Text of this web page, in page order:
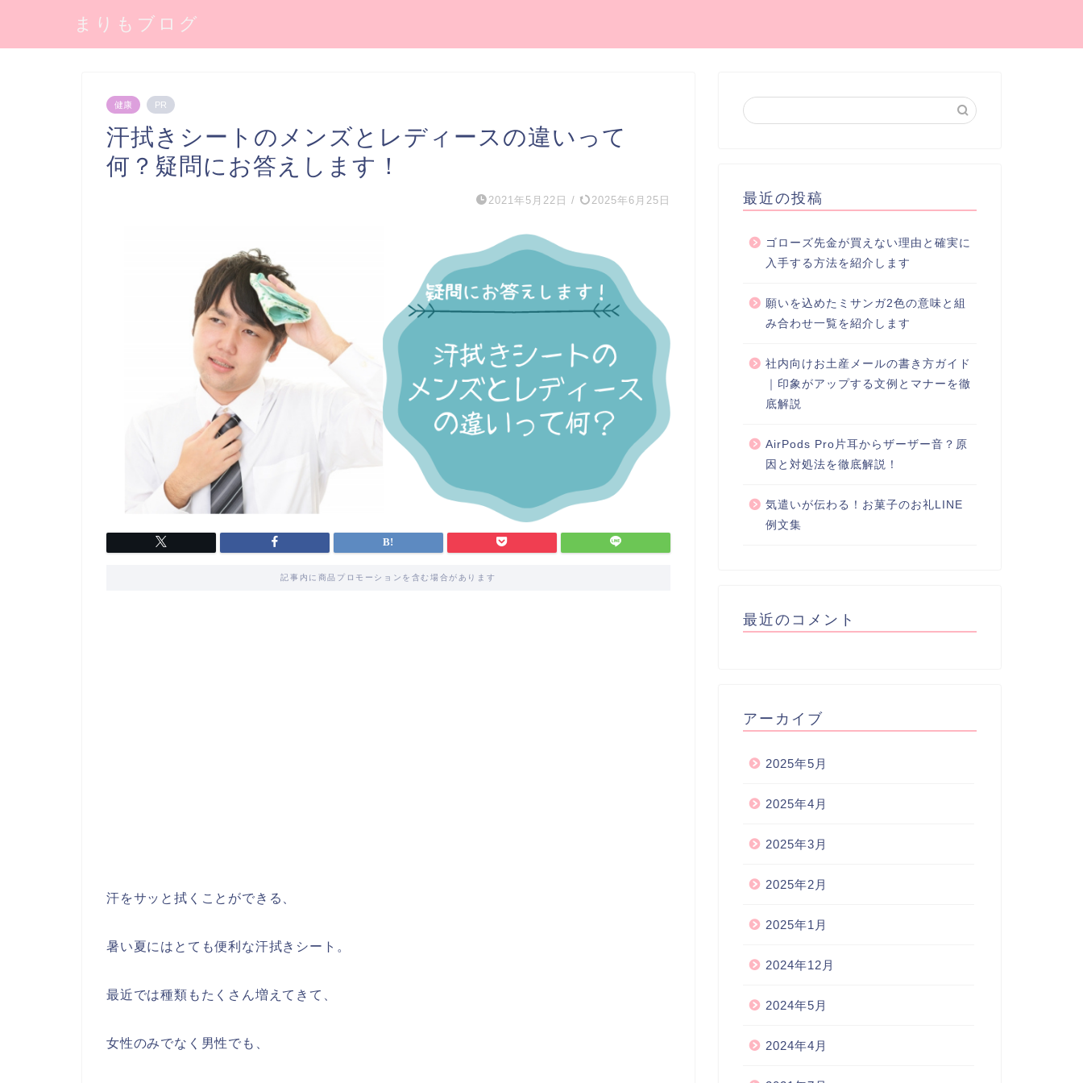
まりもブログ
健康 PR
汗拭きシートのメンズとレディースの違いって
何？疑問にお答えします！
2021年5月22日 / 2025年6月25日
記事内に商品プロモーションを含む場合があります
汗をサッと拭くことができる、
暑い夏にはとても便利な汗拭きシート。
最近では種類もたくさん増えてきて、
女性のみでなく男性でも、
最近の投稿
ゴローズ先金が買えない理由と確実に
入手する方法を紹介します
願いを込めたミサンガ2色の意味と組
み合わせ一覧を紹介します
社内向けお土産メールの書き方ガイド
｜印象がアップする文例とマナーを徹
底解説
AirPods Pro片耳からザーザー音？原
因と対処法を徹底解説！
気遣いが伝わる！お菓子のお礼LINE
例文集
最近のコメント
アーカイブ
2025年5月
2025年4月
2025年3月
2025年2月
2025年1月
2024年12月
2024年5月
2024年4月